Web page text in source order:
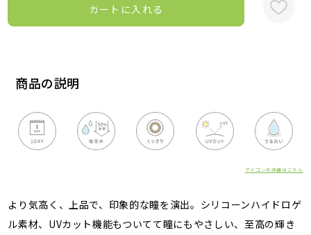
商品の説明
アイコンの詳細はこちら
より気高く、上品で、印象的な瞳を演出。シリコーンハイドロゲ
ル素材、UVカット機能もついてて瞳にもやさしい、至高の輝き
カートに入れる